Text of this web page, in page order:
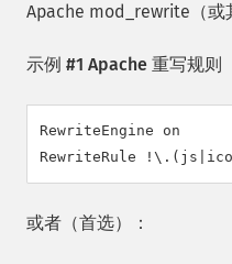
Apache mod_rewrite（或
示例 #1 Apache 重写规则
RewriteEngine on
RewriteRule
或者（首选）：